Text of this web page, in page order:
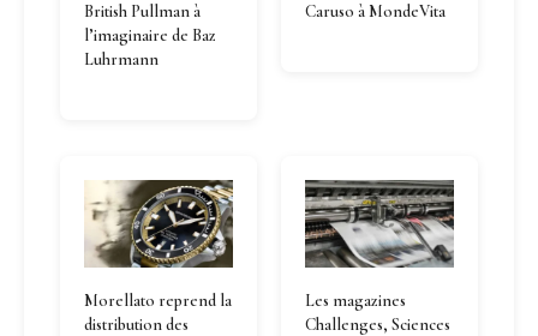
British Pullman à
l’imaginaire de Baz
Luhrmann
Caruso à MondeVita
Morellato reprend la
distribution des
Les magazines
Challenges, Sciences